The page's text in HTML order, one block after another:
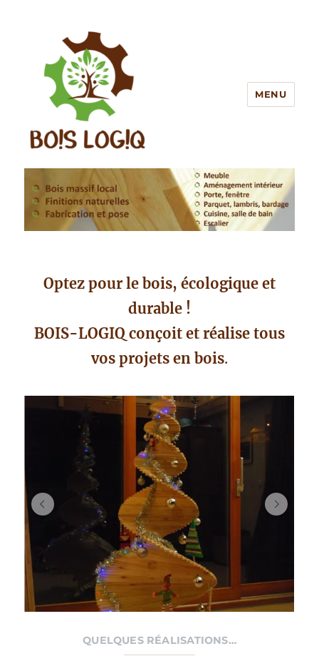
BOIS LOGIQ
MENU
Optez pour le bois, écologique et
durable !
BOIS-LOGIQ conçoit et réalise tous
vos projets en bois.
QUELQUES RÉALISATIONS…